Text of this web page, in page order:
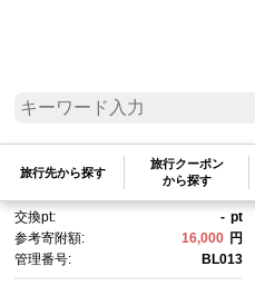
旅行先から探す
旅行クーポン
から探す
ご1kg 有機いちご 苺 さちのか
｜いちご 果物 フルーツ 苺 人
気 期間限定 人気 ギフト プレゼ
ント 贈答 ケーキ グルメ デザー
ト おやつ お菓子 送料無料
交換pt: - pt
参考寄附額:
16,000 円
管理番号:
BL013